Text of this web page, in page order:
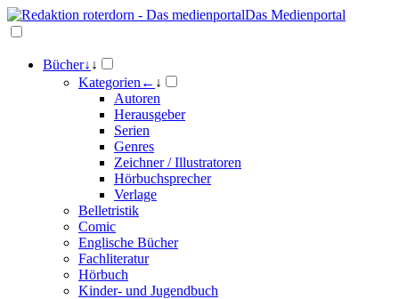
Das Medienportal
Bücher↓ ↓
Kategorien ← ↓
Autoren
Herausgeber
Serien
Genres
Zeichner / Illustratoren
Hörbuchsprecher
Verlage
Belletristik
Comic
Englische Bücher
Fachliteratur
Hörbuch
Kinder- und Jugendbuch